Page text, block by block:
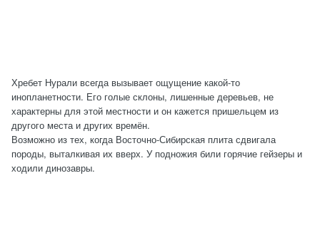
Хребет Нурали всегда вызывает ощущение какой-то
инопланетности. Его голые склоны, лишенные деревьев, не
характерны для этой местности и он кажется пришельцем из
другого места и других времён.
Возможно из тех, когда Восточно-Сибирская плита сдвигала
породы, выталкивая их вверх. У подножия били горячие гейзеры и
ходили динозавры.